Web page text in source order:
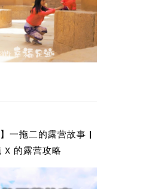
】一拖二的露营故事 |
X 的露营攻略